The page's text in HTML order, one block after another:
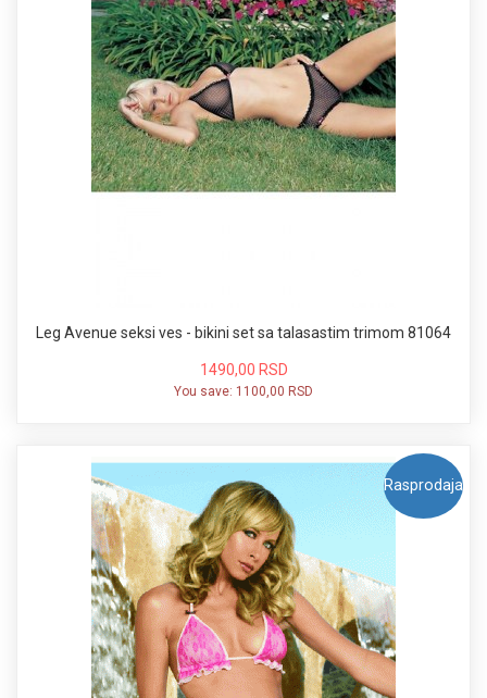
Leg Avenue seksi ves - bikini set sa talasastim trimom 81064
1490,00 RSD
You save: 1100,00 RSD
Rasprodaja